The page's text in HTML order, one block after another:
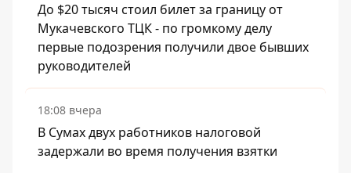
До $20 тысяч стоил билет за границу от
Мукачевского ТЦК - по громкому делу
первые подозрения получили двое бывших
руководителей
18:08 вчера
В Сумах двух работников налоговой
задержали во время получения взятки